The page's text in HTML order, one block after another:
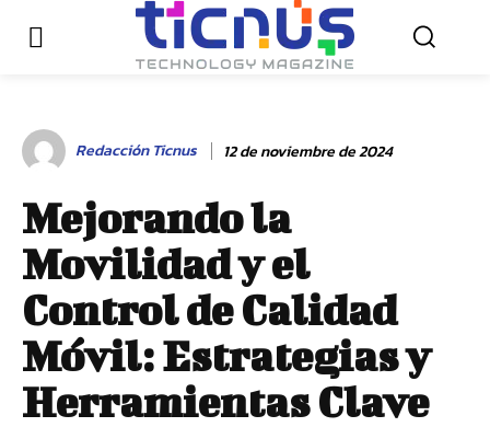
Redacción Ticnus 12 de noviembre de 2024
Mejorando la
Movilidad y el
Control de Calidad
Móvil: Estrategias y
Herramientas Clave